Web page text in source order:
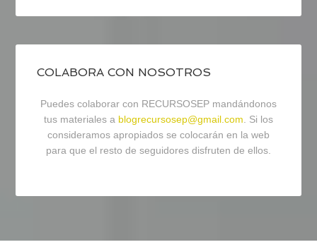
COLABORA CON NOSOTROS
Puedes colaborar con RECURSOSEP mandándonos
tus materiales a blogrecursosep@gmail.com. Si los
consideramos apropiados se colocarán en la web
para que el resto de seguidores disfruten de ellos.